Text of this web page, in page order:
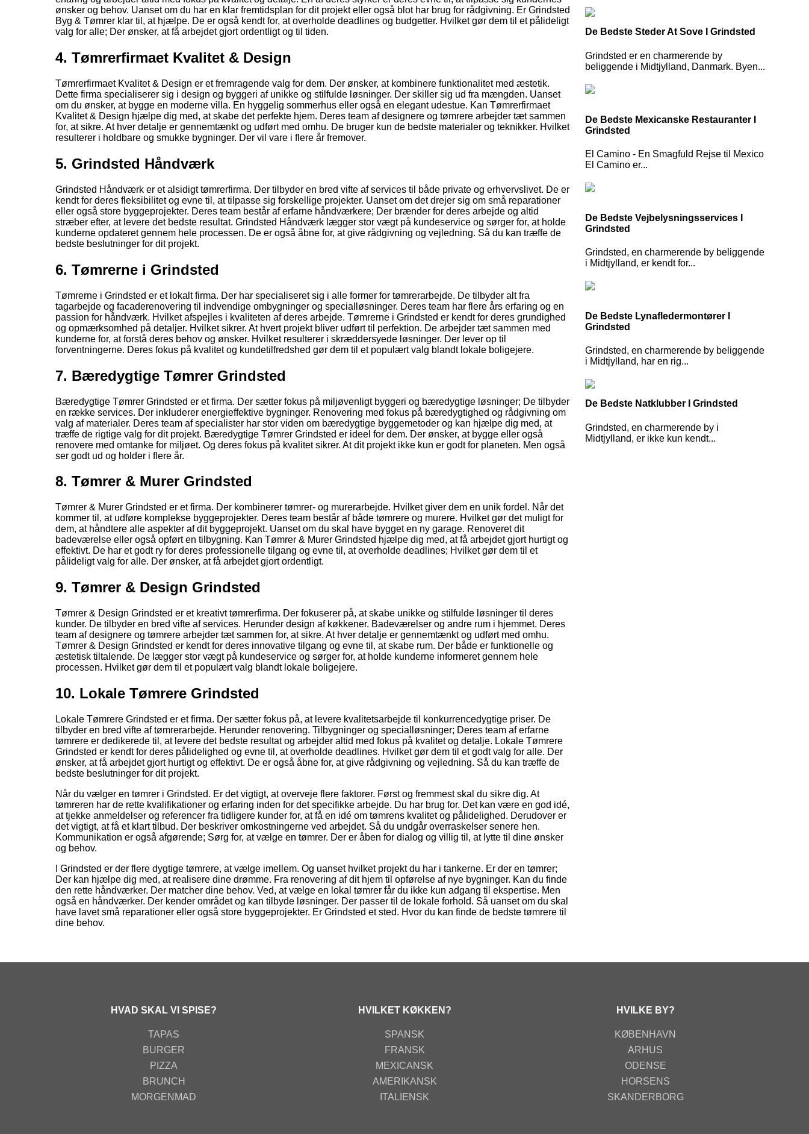
ønsker og behov. Uanset om du har en klar fremtidsplan for dit projekt eller også blot har brug for rådgivning. Er Grindsted
Byg & Tømrer klar til, at hjælpe. De er også kendt for, at overholde deadlines og budgetter. Hvilket gør dem til et pålideligt
valg for alle; Der ønsker, at få arbejdet gjort ordentligt og til tiden.
4. Tømrerfirmaet Kvalitet & Design
Tømrerfirmaet Kvalitet & Design er et fremragende valg for dem. Der ønsker, at kombinere funktionalitet med æstetik.
Dette firma specialiserer sig i design og byggeri af unikke og stilfulde løsninger. Der skiller sig ud fra mængden. Uanset
om du ønsker, at bygge en moderne villa. En hyggelig sommerhus eller også en elegant udestue. Kan Tømrerfirmaet
Kvalitet & Design hjælpe dig med, at skabe det perfekte hjem. Deres team af designere og tømrere arbejder tæt sammen
for, at sikre. At hver detalje er gennemtænkt og udført med omhu. De bruger kun de bedste materialer og teknikker. Hvilket
resulterer i holdbare og smukke bygninger. Der vil vare i flere år fremover.
5. Grindsted Håndværk
Grindsted Håndværk er et alsidigt tømrerfirma. Der tilbyder en bred vifte af services til både private og erhvervslivet. De er
kendt for deres fleksibilitet og evne til, at tilpasse sig forskellige projekter. Uanset om det drejer sig om små reparationer
eller også store byggeprojekter. Deres team består af erfarne håndværkere; Der brænder for deres arbejde og altid
stræber efter, at levere det bedste resultat. Grindsted Håndværk lægger stor vægt på kundeservice og sørger for, at holde
kunderne opdateret gennem hele processen. De er også åbne for, at give rådgivning og vejledning. Så du kan træffe de
bedste beslutninger for dit projekt.
6. Tømrerne i Grindsted
Tømrerne i Grindsted er et lokalt firma. Der har specialiseret sig i alle former for tømrerarbejde. De tilbyder alt fra
tagarbejde og facaderenovering til indvendige ombygninger og specialløsninger. Deres team har flere års erfaring og en
passion for håndværk. Hvilket afspejles i kvaliteten af deres arbejde. Tømrerne i Grindsted er kendt for deres grundighed
og opmærksomhed på detaljer. Hvilket sikrer. At hvert projekt bliver udført til perfektion. De arbejder tæt sammen med
kunderne for, at forstå deres behov og ønsker. Hvilket resulterer i skræddersyede løsninger. Der lever op til
forventningerne. Deres fokus på kvalitet og kundetilfredshed gør dem til et populært valg blandt lokale boligejere.
7. Bæredygtige Tømrer Grindsted
Bæredygtige Tømrer Grindsted er et firma. Der sætter fokus på miljøvenligt byggeri og bæredygtige løsninger; De tilbyder
en række services. Der inkluderer energieffektive bygninger. Renovering med fokus på bæredygtighed og rådgivning om
valg af materialer. Deres team af specialister har stor viden om bæredygtige byggemetoder og kan hjælpe dig med, at
træffe de rigtige valg for dit projekt. Bæredygtige Tømrer Grindsted er ideel for dem. Der ønsker, at bygge eller også
renovere med omtanke for miljøet. Og deres fokus på kvalitet sikrer. At dit projekt ikke kun er godt for planeten. Men også
ser godt ud og holder i flere år.
8. Tømrer & Murer Grindsted
Tømrer & Murer Grindsted er et firma. Der kombinerer tømrer- og murerarbejde. Hvilket giver dem en unik fordel. Når det
kommer til, at udføre komplekse byggeprojekter. Deres team består af både tømrere og murere. Hvilket gør det muligt for
dem, at håndtere alle aspekter af dit byggeprojekt. Uanset om du skal have bygget en ny garage. Renoveret dit
badeværelse eller også opført en tilbygning. Kan Tømrer & Murer Grindsted hjælpe dig med, at få arbejdet gjort hurtigt og
effektivt. De har et godt ry for deres professionelle tilgang og evne til, at overholde deadlines; Hvilket gør dem til et
pålideligt valg for alle. Der ønsker, at få arbejdet gjort ordentligt.
9. Tømrer & Design Grindsted
Tømrer & Design Grindsted er et kreativt tømrerfirma. Der fokuserer på, at skabe unikke og stilfulde løsninger til deres
kunder. De tilbyder en bred vifte af services. Herunder design af køkkener. Badeværelser og andre rum i hjemmet. Deres
team af designere og tømrere arbejder tæt sammen for, at sikre. At hver detalje er gennemtænkt og udført med omhu.
Tømrer & Design Grindsted er kendt for deres innovative tilgang og evne til, at skabe rum. Der både er funktionelle og
æstetisk tiltalende. De lægger stor vægt på kundeservice og sørger for, at holde kunderne informeret gennem hele
processen. Hvilket gør dem til et populært valg blandt lokale boligejere.
10. Lokale Tømrere Grindsted
Lokale Tømrere Grindsted er et firma. Der sætter fokus på, at levere kvalitetsarbejde til konkurrencedygtige priser. De
tilbyder en bred vifte af tømrerarbejde. Herunder renovering. Tilbygninger og specialløsninger; Deres team af erfarne
tømrere er dedikerede til, at levere det bedste resultat og arbejder altid med fokus på kvalitet og detalje. Lokale Tømrere
Grindsted er kendt for deres pålidelighed og evne til, at overholde deadlines. Hvilket gør dem til et godt valg for alle. Der
ønsker, at få arbejdet gjort hurtigt og effektivt. De er også åbne for, at give rådgivning og vejledning. Så du kan træffe de
bedste beslutninger for dit projekt.
Når du vælger en tømrer i Grindsted. Er det vigtigt, at overveje flere faktorer. Først og fremmest skal du sikre dig. At
tømreren har de rette kvalifikationer og erfaring inden for det specifikke arbejde. Du har brug for. Det kan være en god idé,
at tjekke anmeldelser og referencer fra tidligere kunder for, at få en idé om tømrens kvalitet og pålidelighed. Derudover er
det vigtigt, at få et klart tilbud. Der beskriver omkostningerne ved arbejdet. Så du undgår overraskelser senere hen.
Kommunikation er også afgørende; Sørg for, at vælge en tømrer. Der er åben for dialog og villig til, at lytte til dine ønsker
og behov.
I Grindsted er der flere dygtige tømrere, at vælge imellem. Og uanset hvilket projekt du har i tankerne. Er der en tømrer;
Der kan hjælpe dig med, at realisere dine drømme. Fra renovering af dit hjem til opførelse af nye bygninger. Kan du finde
den rette håndværker. Der matcher dine behov. Ved, at vælge en lokal tømrer får du ikke kun adgang til ekspertise. Men
også en håndværker. Der kender området og kan tilbyde løsninger. Der passer til de lokale forhold. Så uanset om du skal
have lavet små reparationer eller også store byggeprojekter. Er Grindsted et sted. Hvor du kan finde de bedste tømrere til
dine behov.
De Bedste Steder At Sove I Grindsted
Grindsted er en charmerende by
beliggende i Midtjylland, Danmark. Byen...
De Bedste Mexicanske Restauranter I
Grindsted
El Camino - En Smagfuld Rejse til Mexico
El Camino er...
De Bedste Vejbelysningsservices I
Grindsted
Grindsted, en charmerende by beliggende
i Midtjylland, er kendt for...
De Bedste Lynafledermontører I
Grindsted
Grindsted, en charmerende by beliggende
i Midtjylland, har en rig...
De Bedste Natklubber I Grindsted
Grindsted, en charmerende by i
Midtjylland, er ikke kun kendt...
HVAD SKAL VI SPISE?
TAPAS
BURGER
PIZZA
BRUNCH
MORGENMAD
HVILKET KØKKEN?
SPANSK
FRANSK
MEXICANSK
AMERIKANSK
ITALIENSK
HVILKE BY?
KØBENHAVN
ARHUS
ODENSE
HORSENS
SKANDERBORG